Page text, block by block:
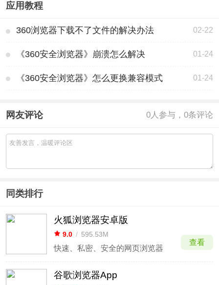
应用教程
360浏览器下载不了文件的解决办法 02-22
《360安全浏览器》崩溃怎么解决 01-24
《360安全浏览器》怎么更换兼容模式 01-24
网友评论 0人参与，0条评论
同类排行
火狐浏览器安卓版
9.0 / 595.53M
快速、私密、安全的网页浏览器
查看
谷歌浏览器App